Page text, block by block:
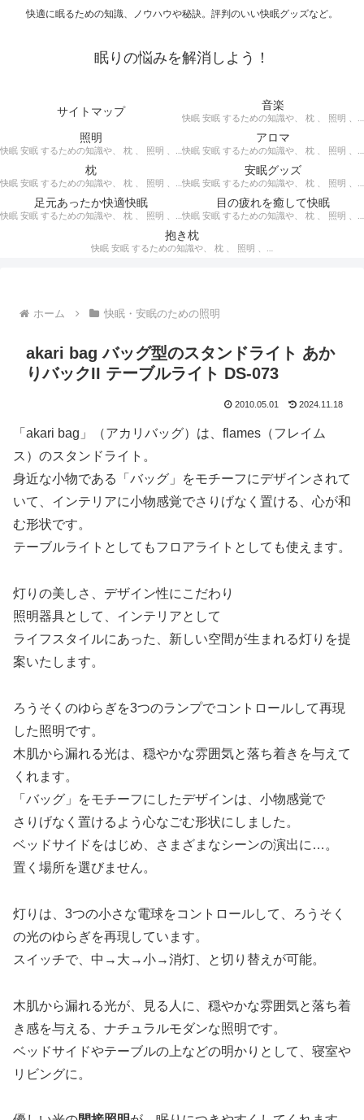
快適に眠るための知識、ノウハウや秘訣。評判のいい快眠グッズなど。
眠りの悩みを解消しよう！
サイトマップ 音楽
快眠 安眠 するための知識や、 枕 、 照明 、 アロマ など、おすすめの グッズ を紹介。 快眠 安眠 のための 音楽 CD の紹介です。 ヒーリングCD リラクゼーションCD インストゥルメンタルCD オルゴールCD ヘミシンクCD α波音楽 など。
照明
快眠 安眠 するための知識や、 枕 、 照明 、 アロマ など、おすすめの グッズ などを紹介。 快眠 安眠 のための 照明 フロアライト テーブルライト デスクライト スタンドライト など。
アロマ
快眠 安眠 するための知識や、 枕 、 照明 、 アロマ など、おすすめの グッズ などを紹介。 エッセンシャルオイル をはじめ、 アロマオイル を利用した アロマランプ 、 アロマディフューザー 、 アロマスプレー などの紹介です。
枕
快眠 安眠 するための知識や、 枕 、 照明 、 アロマ など、おすすめの グッズ などを紹介。 ぐっすり眠るために重要な枕選びのポイントや商品の紹介、 テンピュール 、 マニフレックス など。
安眠グッズ
快眠 安眠 するための知識や、 枕 、 照明 、 アロマ など、おすすめの グッズ などを紹介。 いろいろな 快眠 安眠 グッズ の紹介、足枕、うたた寝枕、目覚まし時計、入浴剤 など。
足元あったか快適快眠
快眠 安眠 するための知識や、 枕 、 照明 、 アロマ など、おすすめの グッズ などを紹介。 足元あったかで快適に眠るための 湯たんぽ あったか靴下 レッグウォーマー などの紹介です。
目の疲れを癒して快眠
快眠 安眠 するための知識や、 枕 、 照明 、 アロマ など、おすすめの グッズ などを紹介。 目の疲れを癒やす、 快眠、安眠 のための アイマスク アイピロー について。
抱き枕
快眠 安眠 するための知識や、 枕 、 照明 、 アロマ など、おすすめの グッズ などを紹介。 安心感を得る、リラックスして眠れるための 抱き枕 の紹介です。 妊婦さんや赤ちゃん、腰痛がある人におすすめ。
ホーム 快眠・安眠のための照明
akari bag バッグ型のスタンドライト あか
りバックII テーブルライト DS-073
2010.05.01 2024.11.18
「akari bag」（アカリバッグ）は、flames（フレイム
ス）のスタンドライト。
身近な小物である「バッグ」をモチーフにデザインされて
いて、インテリアに小物感覚でさりげなく置ける、心が和
む形状です。
テーブルライトとしてもフロアライトとしても使えます。
灯りの美しさ、デザイン性にこだわり
照明器具として、インテリアとして
ライフスタイルにあった、新しい空間が生まれる灯りを提
案いたします。
ろうそくのゆらぎを3つのランプでコントロールして再現
した照明です。
木肌から漏れる光は、穏やかな雰囲気と落ち着きを与えて
くれます。
「バッグ」をモチーフにしたデザインは、小物感覚で
さりげなく置けるよう心なごむ形状にしました。
ベッドサイドをはじめ、さまざまなシーンの演出に…。
置く場所を選びません。
灯りは、3つの小さな電球をコントロールして、ろうそく
の光のゆらぎを再現しています。
スイッチで、中→大→小→消灯、と切り替えが可能。
木肌から漏れる光が、見る人に、穏やかな雰囲気と落ち着
き感を与える、ナチュラルモダンな照明です。
ベッドサイドやテーブルの上などの明かりとして、寝室や
リビングに。